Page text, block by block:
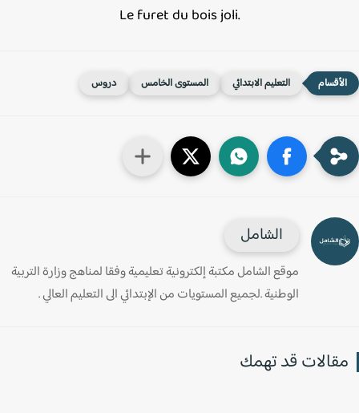
Le furet du bois joli.
التعليم الابتدائي المستوى الخامس دروس
الشامل
موقع الشامل مكتبة إلكترونية تعليمية وفقا لمناهج وزارة التربية
الوطنية .لجميع المستويات من الإبتدائي الى التعليم العالي .
قد تهمك